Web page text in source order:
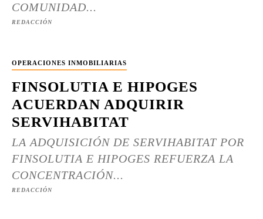
COMUNIDAD...
REDACCIÓN
OPERACIONES INMOBILIARIAS
FINSOLUTIA E HIPOGES
ACUERDAN ADQUIRIR
SERVIHABITAT
LA ADQUISICIÓN DE SERVIHABITAT POR
FINSOLUTIA E HIPOGES REFUERZA LA
CONCENTRACIÓN...
REDACCIÓN